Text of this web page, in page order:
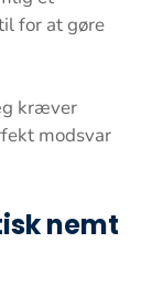
for at gøre
kræver
modsvar
nemt